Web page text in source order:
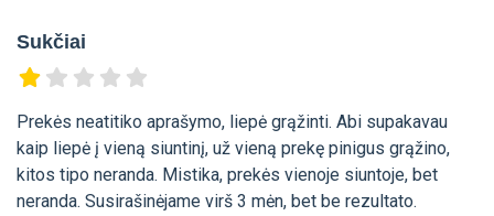
Sukčiai
Prekės neatitiko aprašymo, liepė grąžinti. Abi supakavau
kaip liepė į vieną siuntinį, už vieną prekę pinigus grąžino,
kitos tipo neranda. Mistika, prekės vienoje siuntoje, bet
neranda. Susirašinėjame virš 3 mėn, bet be rezultato.